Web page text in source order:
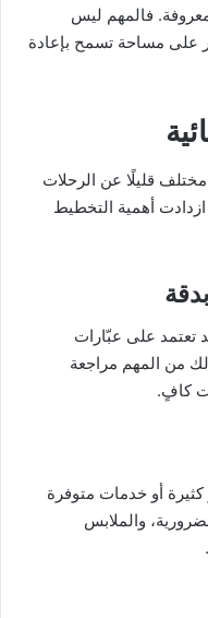
فالمهم ليس
على مساحة تسمح بإعادة
قليلًا عن الرحلات
ازدادت أهمية التخطيط
تعتمد على عبّارات
من المهم مراجعة
كافٍ.
أو خدمات متوفرة
والملابس